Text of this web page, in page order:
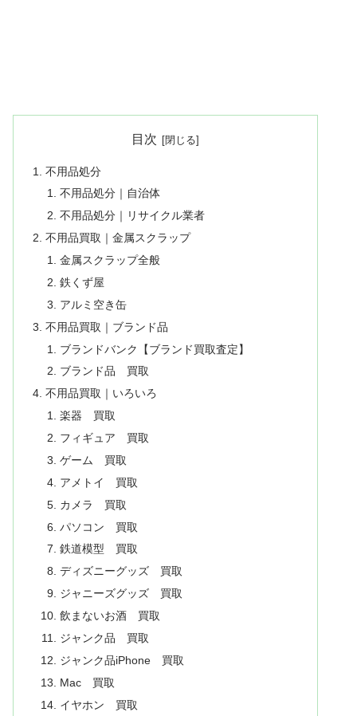
目次
不用品処分
不用品処分｜自治体
不用品処分｜リサイクル業者
不用品買取｜金属スクラップ
金属スクラップ全般
鉄くず屋
アルミ空き缶
不用品買取｜ブランド品
ブランドバンク【ブランド買取査定】
ブランド品 買取
不用品買取｜いろいろ
楽器 買取
フィギュア 買取
ゲーム 買取
アメトイ 買取
カメラ 買取
パソコン 買取
鉄道模型 買取
ディズニーグッズ 買取
ジャニーズグッズ 買取
飲まないお酒 買取
ジャンク品 買取
ジャンク品iPhone 買取
Mac 買取
イヤホン 買取